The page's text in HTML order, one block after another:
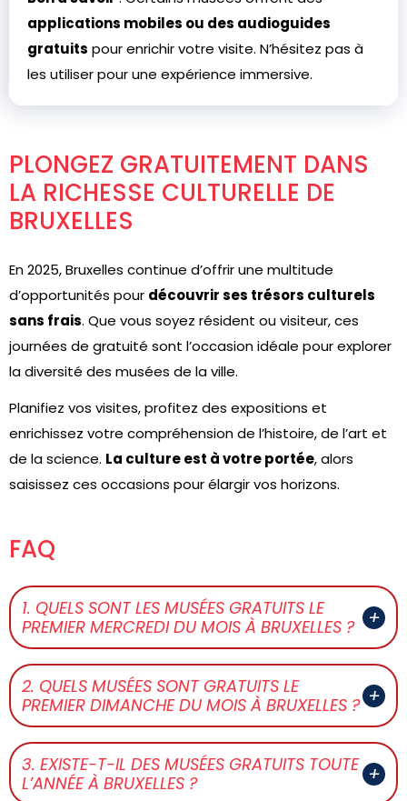
applications mobiles ou des audioguides
gratuits pour enrichir votre visite. N’hésitez pas à
les utiliser pour une expérience immersive.
PLONGEZ GRATUITEMENT DANS
LA RICHESSE CULTURELLE DE
BRUXELLES
En 2025, Bruxelles continue d’offrir une multitude
d’opportunités pour découvrir ses trésors culturels
sans frais. Que vous soyez résident ou visiteur, ces
journées de gratuité sont l’occasion idéale pour explorer
la diversité des musées de la ville.
Planifiez vos visites, profitez des expositions et
enrichissez votre compréhension de l’histoire, de l’art et
de la science. La culture est à votre portée, alors
saisissez ces occasions pour élargir vos horizons.
FAQ
1. QUELS SONT LES MUSÉES GRATUITS LE
PREMIER MERCREDI DU MOIS À BRUXELLES ?
2. QUELS MUSÉES SONT GRATUITS LE
PREMIER DIMANCHE DU MOIS À BRUXELLES ?
3. EXISTE-T-IL DES MUSÉES GRATUITS TOUTE
L’ANNÉE À BRUXELLES ?